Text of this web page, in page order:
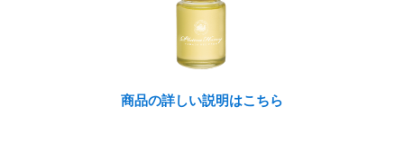
商品の詳しい説明はこちら